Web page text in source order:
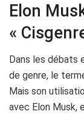
Elon
«
Dans les débats
de genre, le
Mais son
avec Elon Musk,